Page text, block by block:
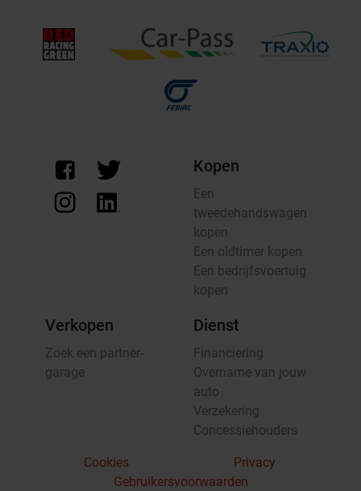
Kopen
Een
tweedehandswagen
kopen
Een oldtimer kopen
Een bedrijfsvoertuig
kopen
Verkopen
Zoek een partner-
garage
Dienst
Financiering
Overname van jouw
auto
Verzekering
Concessiehouders
Cookies
Privacy
Gebruikersvoorwaarden